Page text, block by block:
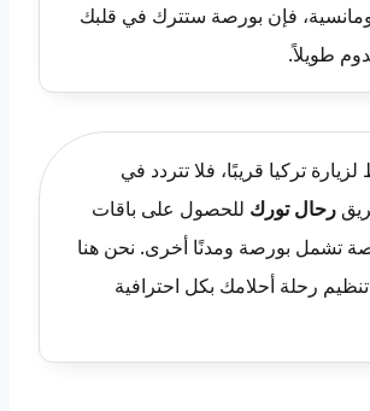
فإن بورصة ستترك في قلبك
طويلاً.
تركيا قريبًا، فلا تتردد في
رحال تورك للحصول على باقات
تشمل بورصة ومدنًا أخرى. نحن هنا
رحلة أحلامك بكل احترافية